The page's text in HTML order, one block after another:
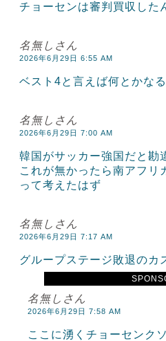
チョーセンは審判買収した
名無しさん
2026年6月29日 6:55 AM
ベスト4と言えば何とかな
名無しさん
2026年6月29日 7:00 AM
韓国がサッカー強国だと勘
これが無かったら南アフリ
って考えたはず
名無しさん
2026年6月29日 7:17 AM
グループステージ敗退の
名無しさん
2026年6月29日 7:58 AM
ここに湧くチョーセンク